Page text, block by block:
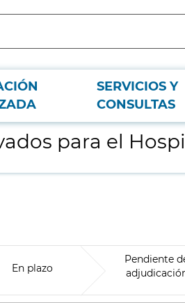
SERVICIOS Y
CONSULTAS
Getafe
para el
En plazo
Pendiente